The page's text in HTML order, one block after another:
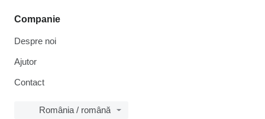
Companie
Despre noi
Ajutor
Contact
România / română